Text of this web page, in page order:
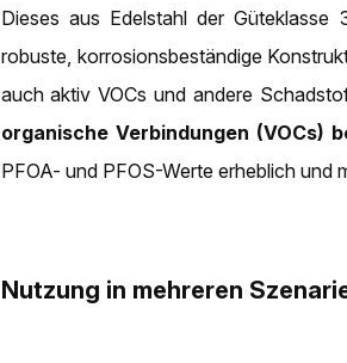
Dieses aus Edelstahl der
robuste, korrosionsbeständige
auch aktiv VOCs und andere
organische Verbindungen (VOCs)
PFOA- und PFOS-Werte erheblich und
Nutzung in mehreren